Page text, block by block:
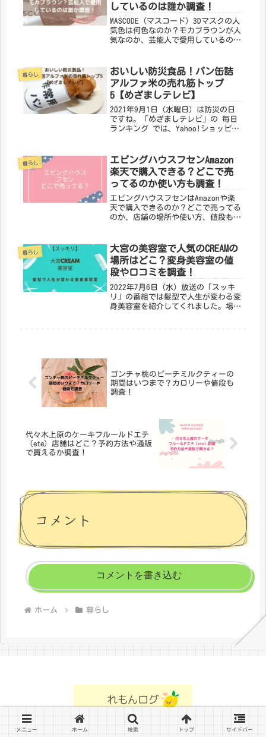
しているのは誰か調査！
MASCODE（マスコード）3Dマスクの人
気色は何色なのか？モカブラウンが人
気なのか、芸能人で愛用しているのは
切れるという大人気のマスクが
「MASCODE（マスコード）3D...
暮らし
おいしい防災食品！パン缶詰
アルファ米の売れ筋トップ
5【めざましテレビ】
2021年9月1日（水曜日）は防災の日
ですね。「めざましテレビ」の 毎日
ランキング では、Yahoo!ショッピン
しっかり準備しておきたいものです
ね。今回はめざましテレビで特...
暮らし
エビングハウスフセンAmazon
楽天で購入できる？どこで売
ってるのか使い方も調査！
エビングハウスフセンはAmazonや楽
天で購入できるのか？どこで売ってる
のか、店舗の場所や使い方、値段も調
品化＆特許を取った商品として「エビ
ングハウスフセン」が紹介されてい
ま...
暮らし
大宮の美容室で人気のCREAMの
場所はどこ？変身美容室の値
段や口コミを調査！
2022年7月6日（水）放送の「スッキ
リ」の番組では髪型で人生が変わる変
身美容室を紹介してくれました。場所
ゴンチャ桃のピーチミルクティーの
期間はいつまで？カロリーや値段も
調査！
代々木上原のケーキフルールドエテ
（ete）店舗はどこ？予約方法や通販
で買えるか調査！
コメント
コメントを書き込む
ホーム 暮らし
プライバシーポリシー お問い合わせ
メニュー ホーム 検索 トップ サイドバー